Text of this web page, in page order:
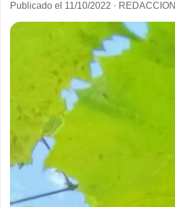
Publicado el 11/10/2022 · REDACCION